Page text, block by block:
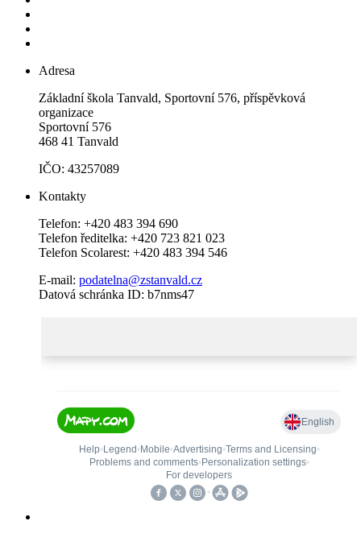
Adresa
Základní škola Tanvald, Sportovní 576, příspěvková
organizace
Sportovní 576
468 41 Tanvald
IČO: 43257089
Kontakty
Telefon: +420 483 394 690
Telefon ředitelka: +420 723 821 023
Telefon Scolarest: +420 483 394 546
E-mail: podatelna@zstanvald.cz
Datová schránka ID: b7nms47